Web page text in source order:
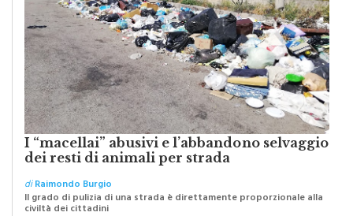
I “macellai” abusivi e l’abbandono selvaggio
dei resti di animali per strada
diRaimondo Burgio